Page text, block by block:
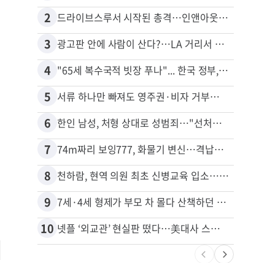
2 드라이브스루서 시작된 총격…인앤아웃 참사 영상 공개
3 광고판 안에 사람이 산다?…LA 거리서 화제
4 "65세 복수국적 빗장 푸나"... 한국 정부, 연령 완화 전면 추진
5 서류 하나만 빠져도 영주권·비자 거부…심사관 재량권 대폭 확대
6 한인 남성, 처형 상대로 성범죄…"선처해줬더니 배신자 취급"
7 74m짜리 보잉777, 화물기 변신…격납고서 ‘보물’ 찾는 인천공항
8 천하람, 현역 의원 최초 신병교육 입소…논산서 2박3일 생활
9 7세·4세 형제가 부모 차 몰다 산책하던 여성 들이받아
10 넷플 ‘외교관’ 현실판 떴다…美대사 스틸 지키는 ‘신 스틸러’